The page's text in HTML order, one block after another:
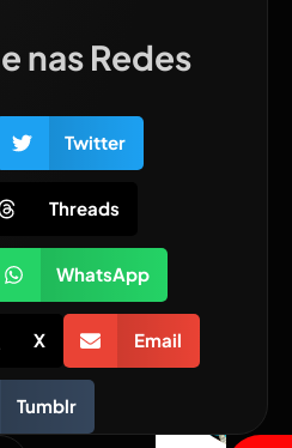
nas Redes
Twitter
Threads
WhatsApp
X Email
Tumblr